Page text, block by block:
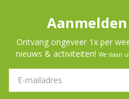
Ontvang ongeveer 1x per
nieuws & activiteiten! We slaan